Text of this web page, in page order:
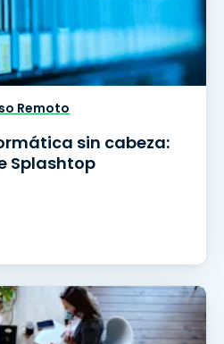
Remoto
sin cabeza:
Splashtop